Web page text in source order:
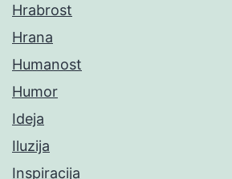
Hrabrost
Hrana
Humanost
Humor
Ideja
Iluzija
Inspiracija